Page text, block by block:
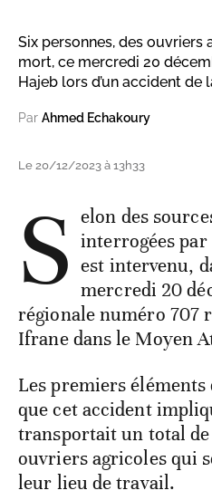
Six personnes, des
mort, ce mercredi 20
Hajeb lors d’un accident
Par Ahmed Echakoury
Le 20/12/2023 à 13h33
S elon des
interrogées par
est intervenu,
mercredi 20
régionale numéro 707
Ifrane dans le Moyen
Les premiers éléments
que cet accident
transportait un total
ouvriers agricoles qui
leur lieu de travail.